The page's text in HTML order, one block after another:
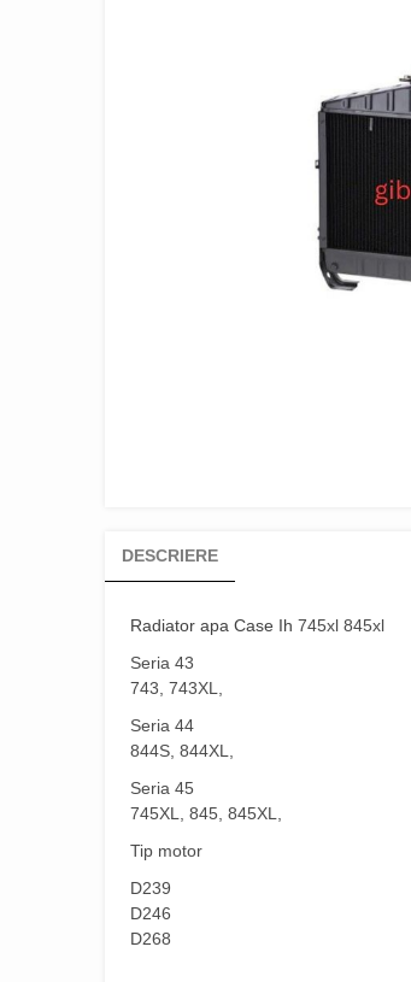
DESCRIERE
Radiator apa Case Ih 745xl 845xl
Seria 43
743, 743XL,
Seria 44
844S, 844XL,
Seria 45
745XL, 845, 845XL,
Tip motor
D239
D246
D268